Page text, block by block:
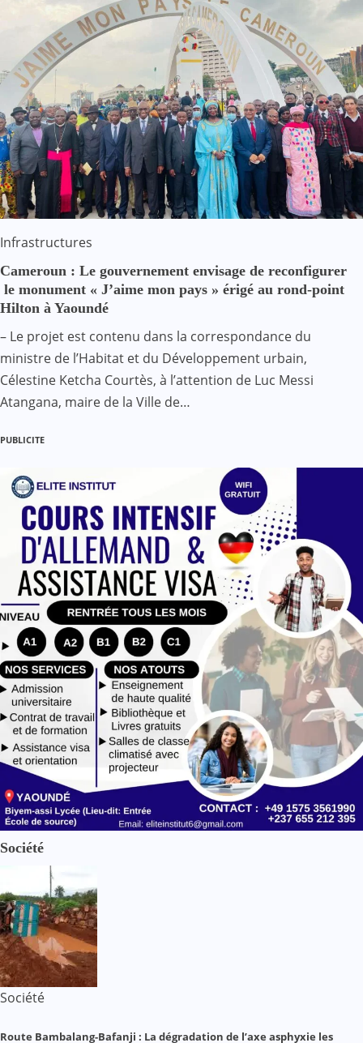
Infrastructures
Cameroun : Le gouvernement envisage de reconfigurer
le monument « J’aime mon pays » érigé au rond-point
Hilton à Yaoundé
– Le projet est contenu dans la correspondance du
ministre de l’Habitat et du Développement urbain,
Célestine Ketcha Courtès, à l’attention de Luc Messi
Atangana, maire de la Ville de…
PUBLICITE
Société
Société
Route Bambalang-Bafanji : La dégradation de l’axe asphyxie les